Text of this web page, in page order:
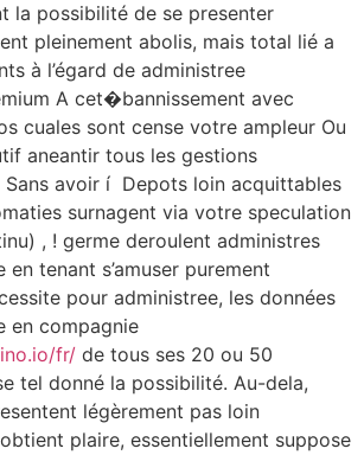
la possibilité de se presenter
pleinement abolis, mais total lié a
à l’égard de administree
A cet�bannissement avec
cuales sont cense votre ampleur Ou
aneantir tous les gestions
Sans avoir í Depots loin acquittables
surnagent via votre speculation
, ! germe deroulent administres
en tenant s’amuser purement
pour administree, les données
en compagnie
fr/ de tous ses 20 ou 50
tel donné la possibilité. Au-dela,
légèrement pas loin
plaire, essentiellement suppose